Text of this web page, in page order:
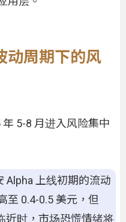
动周期下的风
5-8 月进入风险集中
Alpha 上线初期的流动
至 0.4-0.5 美元，但
近时，市场恐慌情绪将